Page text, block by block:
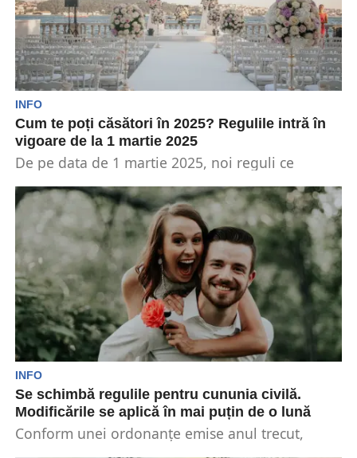
INFO
Cum te poți căsători în 2025? Regulile intră în
vigoare de la 1 martie 2025
De pe data de 1 martie 2025, noi reguli ce
INFO
Se schimbă regulile pentru cununia civilă.
Modificările se aplică în mai puțin de o lună
Conform unei ordonanțe emise anul trecut,